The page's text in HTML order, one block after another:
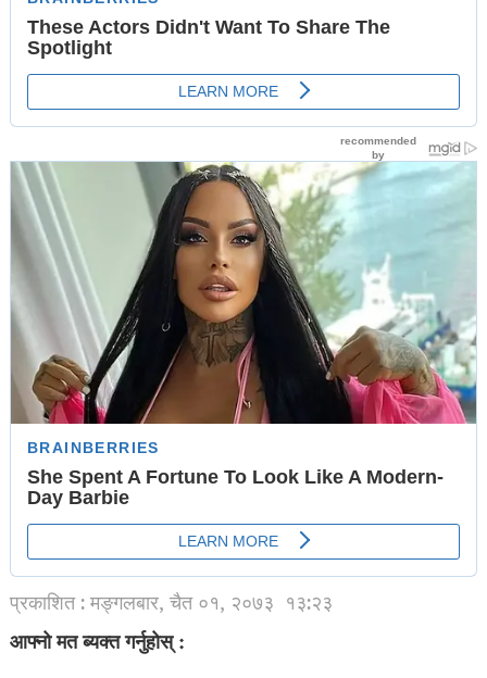
प्रकाशित : मङ्गलबार, चैत ०१, २०७३ १३:२३
आफ्नो मत ब्यक्त गर्नुहोस् :